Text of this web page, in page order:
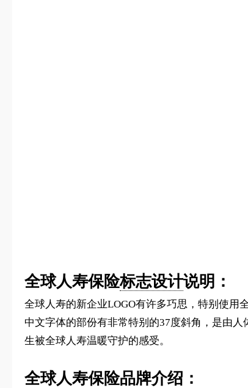
全球人寿保险标志设计说明：
全球人寿的新企业LOGO有许多巧思，特别使用
中文字体的部份有非常特别的37度斜角，是由
生被全球人寿温暖守护的感受。
全球人寿保险品牌介绍：